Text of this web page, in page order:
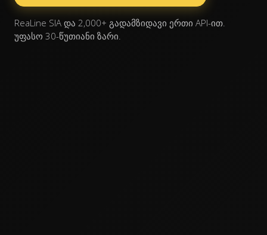
ReaLine SIA და 2,000+ გადამზიდავი ერთი API-ით.
უფასო 30-წუთიანი ზარი.